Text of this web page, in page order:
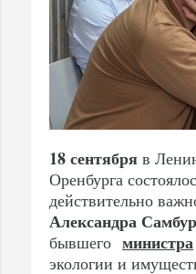
18 сентября в
Оренбурга
действительно
Александра
бывшего министра
экологии и